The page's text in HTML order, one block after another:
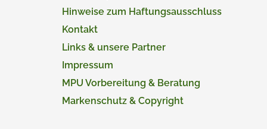
Hinweise zum Haftungsausschluss
Kontakt
Links & unsere Partner
Impressum
MPU Vorbereitung & Beratung
Markenschutz & Copyright